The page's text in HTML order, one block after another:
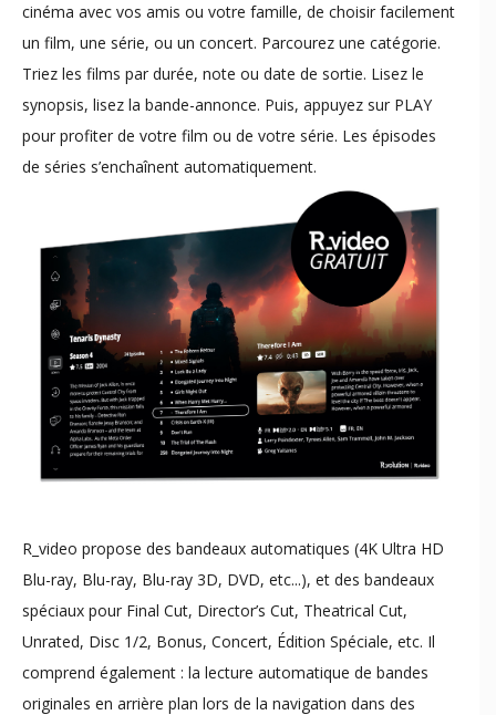
cinéma avec vos amis ou votre famille, de choisir facilement
un film, une série, ou un concert. Parcourez une catégorie.
Triez les films par durée, note ou date de sortie. Lisez le
synopsis, lisez la bande-annonce. Puis, appuyez sur PLAY
pour profiter de votre film ou de votre série. Les épisodes
de séries s’enchaînent automatiquement.
​R_video propose des bandeaux automatiques (4K Ultra HD
Blu-ray, Blu-ray, Blu-ray 3D, DVD, etc...), et des bandeaux
spéciaux pour Final Cut, Director’s Cut, Theatrical Cut,
Unrated, Disc 1/2, Bonus, Concert, Édition Spéciale, etc. Il
comprend également : la lecture automatique de bandes
originales en arrière plan lors de la navigation dans des